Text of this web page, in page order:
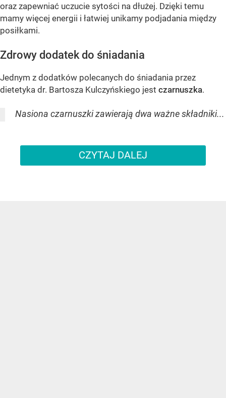
oraz zapewniać uczucie sytości na dłużej. Dzięki temu
mamy więcej energii i łatwiej unikamy podjadania między
posiłkami.
Zdrowy dodatek do śniadania
Jednym z dodatków polecanych do śniadania przez
dietetyka dr. Bartosza Kulczyńskiego jest czarnuszka.
Nasiona czarnuszki zawierają dwa ważne składniki...
CZYTAJ DALEJ